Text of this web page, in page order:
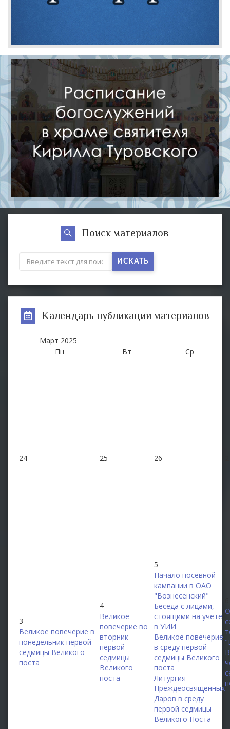
Поиск материалов
ИСКАТЬ
Календарь публикации материалов
Март 2025
Пн
Вт Ср
24 25 26
3
Великое повечерие в
понедельник первой
седмицы Великого
поста
4
Великое
повечерие во
вторник
первой
седмицы
Великого
поста
5
Начало посевной
кампании в ОАО
"Вознесенский"
Беседа с лицами,
стоящими на учете
в УИИ
Великое повечерие
в среду первой
седмицы Великого
поста
Литургия
Преждеосвященных
Даров в среду
первой седмицы
Великого Поста